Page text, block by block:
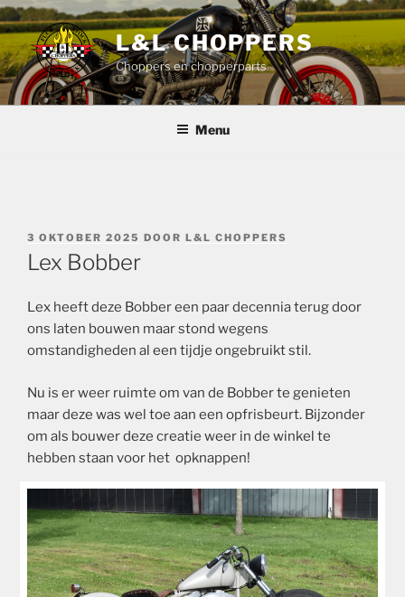
Ga
naar
de
inhoud
L&L CHOPPERS
Choppers en chopperparts
Menu
GEPLAATST
OP
3 OKTOBER 2025 DOOR L&L CHOPPERS
Lex Bobber
Lex heeft deze Bobber een paar decennia terug door
ons laten bouwen maar stond wegens
omstandigheden al een tijdje ongebruikt stil.
Nu is er weer ruimte om van de Bobber te genieten
maar deze was wel toe aan een opfrisbeurt. Bijzonder
om als bouwer deze creatie weer in de winkel te
hebben staan voor het opknappen!